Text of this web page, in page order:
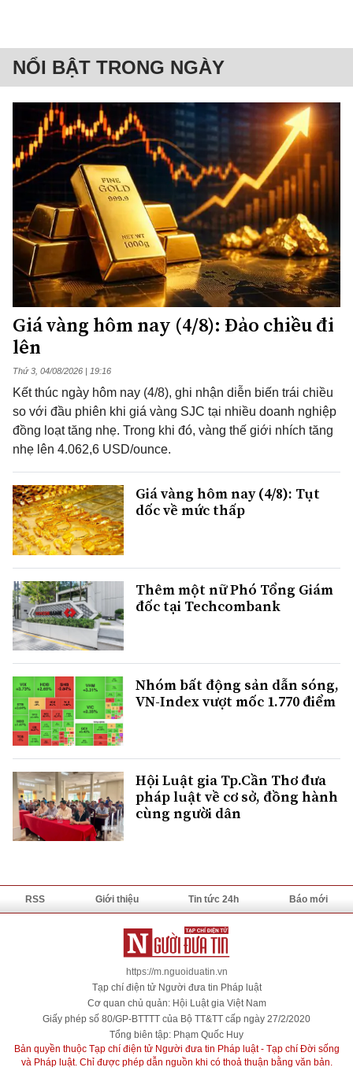
NỔI BẬT TRONG NGÀY
Giá vàng hôm nay (4/8): Đảo chiều đi
lên
Thứ 3, 04/08/2026 | 19:16
Kết thúc ngày hôm nay (4/8), ghi nhận diễn biến trái chiều
so với đầu phiên khi giá vàng SJC tại nhiều doanh nghiệp
đồng loạt tăng nhẹ. Trong khi đó, vàng thế giới nhích tăng
nhẹ lên 4.062,6 USD/ounce.
Giá vàng hôm nay (4/8): Tụt
dốc về mức thấp
Thêm một nữ Phó Tổng Giám
đốc tại Techcombank
Nhóm bất động sản dẫn sóng,
VN-Index vượt mốc 1.770 điểm
Hội Luật gia Tp.Cần Thơ đưa
pháp luật về cơ sở, đồng hành
cùng người dân
RSS Giới thiệu Tin tức 24h Báo mới
https://m.nguoiduatin.vn
Tạp chí điện tử Người đưa tin Pháp luật
Cơ quan chủ quản: Hội Luật gia Việt Nam
Giấy phép số 80/GP-BTTTT của Bộ TT&TT cấp ngày 27/2/2020
Tổng biên tập: Phạm Quốc Huy
Bản quyền thuộc Tạp chí điện tử Người đưa tin Pháp luật - Tạp chí Đời sống
và Pháp luật. Chỉ được phép dẫn nguồn khi có thoả thuận bằng văn bản.